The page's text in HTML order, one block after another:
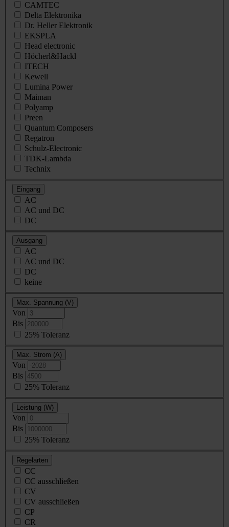
CAMTEC
Delta Elektronika
Dr. Heller Elektronik
EKSPLA
Head electronic
Höcherl&Hackl
ITECH
Kewell
Lumina Power
Maiman
Polyamp
Preen
Quantum Composers
Regatron
Schulz-Electronic
TDK-Lambda
Technix
Eingang
AC
AC und DC
DC
Ausgang
AC
AC und DC
DC
keine
Max. Spannung (V)
Von
Bis
25% Toleranz
Max. Strom (A)
Von
Bis
25% Toleranz
Leistung (W)
Von
Bis
25% Toleranz
Regelarten
CC
CC ausschließen
CV
CV ausschließen
CP
CR